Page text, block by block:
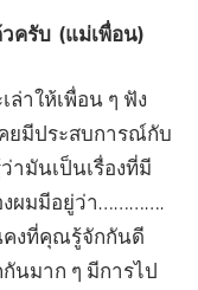
วครับ (แม่เพื่อน)
ล่าให้เพื่อน ๆ ฟัง
ยมีประสบการณ์กับ
ามันเป็นเรื่องที่มี
งผมมีอยู่ว่า………….
คงที่คุณรู้จักกันดี
นมาก ๆ มีการไป